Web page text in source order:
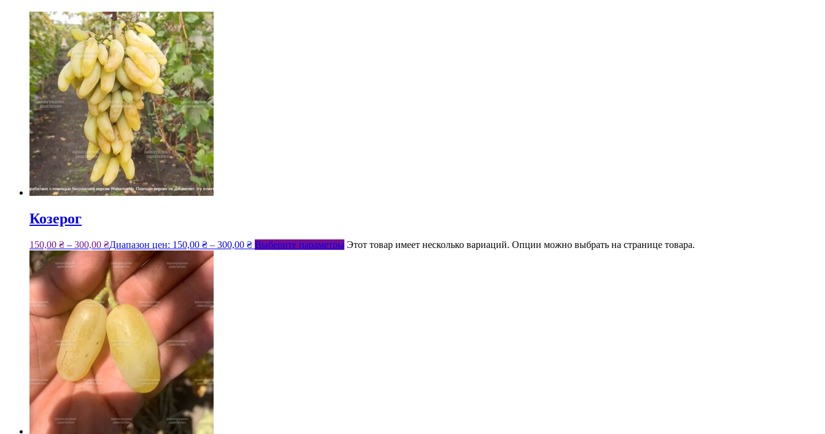
Козерог
150,00 ₴ – 300,00 ₴Диапазон цен: 150,00 ₴ – 300,00 ₴ Выберите параметры Этот товар имеет несколько вариаций. Опции можно выбрать на странице товара.